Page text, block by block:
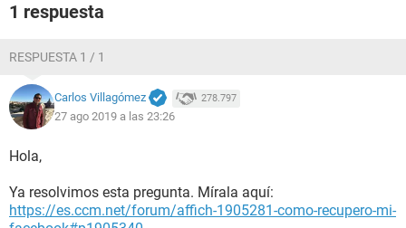
1 respuesta
RESPUESTA 1 / 1
Carlos Villagómez 278.797
27 ago 2019 a las 23:26
Hola,
Ya resolvimos esta pregunta. Mírala aquí:
https://es.ccm.net/forum/affich-1905281-como-recupero-mi-